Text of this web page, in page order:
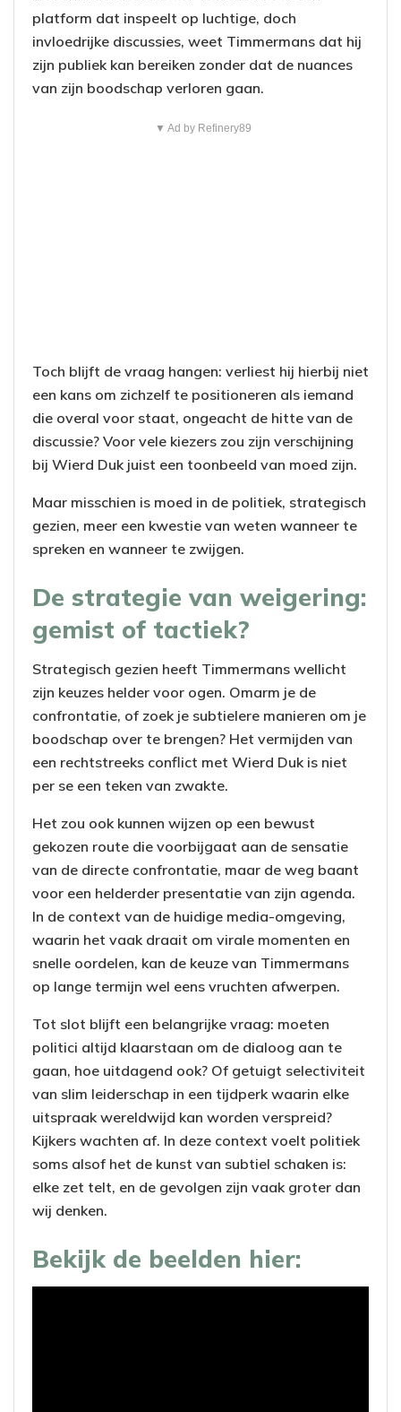
platform dat inspeelt op luchtige, doch
invloedrijke discussies, weet Timmermans dat hij
zijn publiek kan bereiken zonder dat de nuances
van zijn boodschap verloren gaan.
▼ Ad by Refinery89
Toch blijft de vraag hangen: verliest hij hierbij niet
een kans om zichzelf te positioneren als iemand
die overal voor staat, ongeacht de hitte van de
discussie? Voor vele kiezers zou zijn verschijning
bij Wierd Duk juist een toonbeeld van moed zijn.
Maar misschien is moed in de politiek, strategisch
gezien, meer een kwestie van weten wanneer te
spreken en wanneer te zwijgen.
De strategie van weigering:
gemist of tactiek?
Strategisch gezien heeft Timmermans wellicht
zijn keuzes helder voor ogen. Omarm je de
confrontatie, of zoek je subtielere manieren om je
boodschap over te brengen? Het vermijden van
een rechtstreeks conflict met Wierd Duk is niet
per se een teken van zwakte.
Het zou ook kunnen wijzen op een bewust
gekozen route die voorbijgaat aan de sensatie
van de directe confrontatie, maar de weg baant
voor een helderder presentatie van zijn agenda.
In de context van de huidige media-omgeving,
waarin het vaak draait om virale momenten en
snelle oordelen, kan de keuze van Timmermans
op lange termijn wel eens vruchten afwerpen.
Tot slot blijft een belangrijke vraag: moeten
politici altijd klaarstaan om de dialoog aan te
gaan, hoe uitdagend ook? Of getuigt selectiviteit
van slim leiderschap in een tijdperk waarin elke
uitspraak wereldwijd kan worden verspreid?
Kijkers wachten af. In deze context voelt politiek
soms alsof het de kunst van subtiel schaken is:
elke zet telt, en de gevolgen zijn vaak groter dan
wij denken.
Bekijk de beelden hier: